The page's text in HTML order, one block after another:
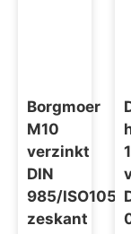
Borgmoer
M10
verzinkt
DIN
985/ISO10511
zeskant